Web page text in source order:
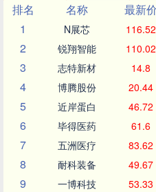
排名
名称 最新价
1
N展芯 116.52
2 锐翔智能 110.02
3 志特新材 14.8
4 博腾股份 20.44
5 近岸蛋白 46.72
6 毕得医药 61.6
7 五洲医疗 83.62
8 耐科装备 49.67
9 一博科技 53.33